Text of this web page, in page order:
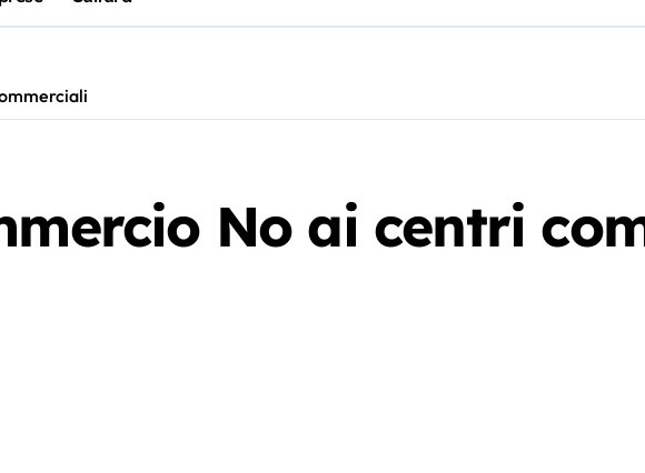
No ai centri